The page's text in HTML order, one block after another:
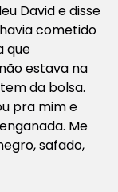
David e disse
cometido
que
estava na
da bolsa.
pra mim e
Me
safado,